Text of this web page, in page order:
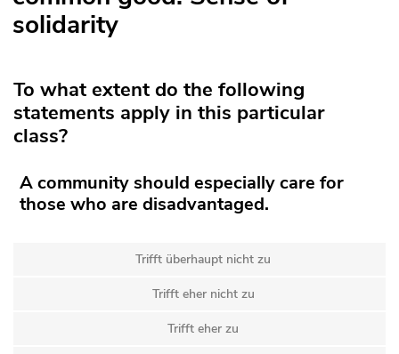
solidarity
To what extent do the following
statements apply in this particular
class?
A community should especially care for
those who are disadvantaged.
Trifft überhaupt nicht zu
Trifft eher nicht zu
Trifft eher zu